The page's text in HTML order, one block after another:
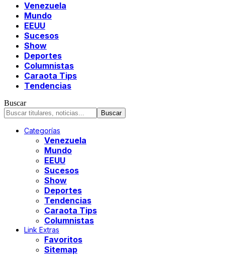
Venezuela
Mundo
EEUU
Sucesos
Show
Deportes
Columnistas
Caraota Tips
Tendencias
Buscar
Categorías
Venezuela
Mundo
EEUU
Sucesos
Show
Deportes
Tendencias
Caraota Tips
Columnistas
Link Extras
Favoritos
Sitemap